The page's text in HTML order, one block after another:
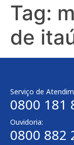
Tag:
de
Serviço de
0800 181
Ouvidoria:
0800 882